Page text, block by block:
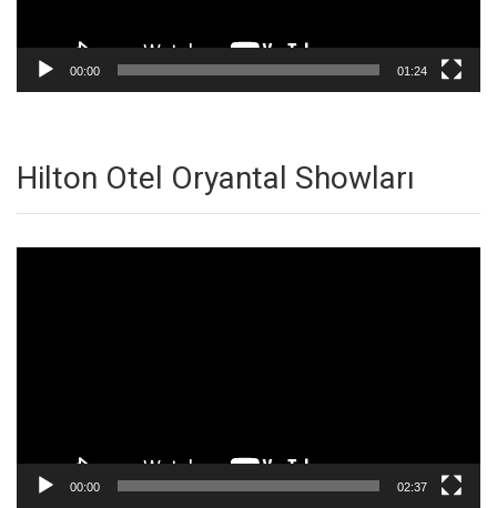
00:00 01:24
Hilton Otel Oryantal Showları
00:00 02:37